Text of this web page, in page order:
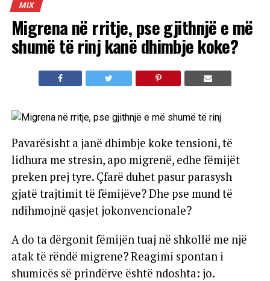
MIX
Migrena në rritje, pse gjithnjë e më
shumë të rinj kanë dhimbje koke?
Pavarësisht a janë dhimbje koke tensioni, të
lidhura me stresin, apo migrenë, edhe fëmijët
preken prej tyre. Çfarë duhet pasur parasysh
gjatë trajtimit të fëmijëve? Dhe pse mund të
ndihmojnë qasjet jokonvencionale?
A do ta dërgonit fëmijën tuaj në shkollë me një
atak të rëndë migrene? Reagimi spontan i
shumicës së prindërve është ndoshta: jo.